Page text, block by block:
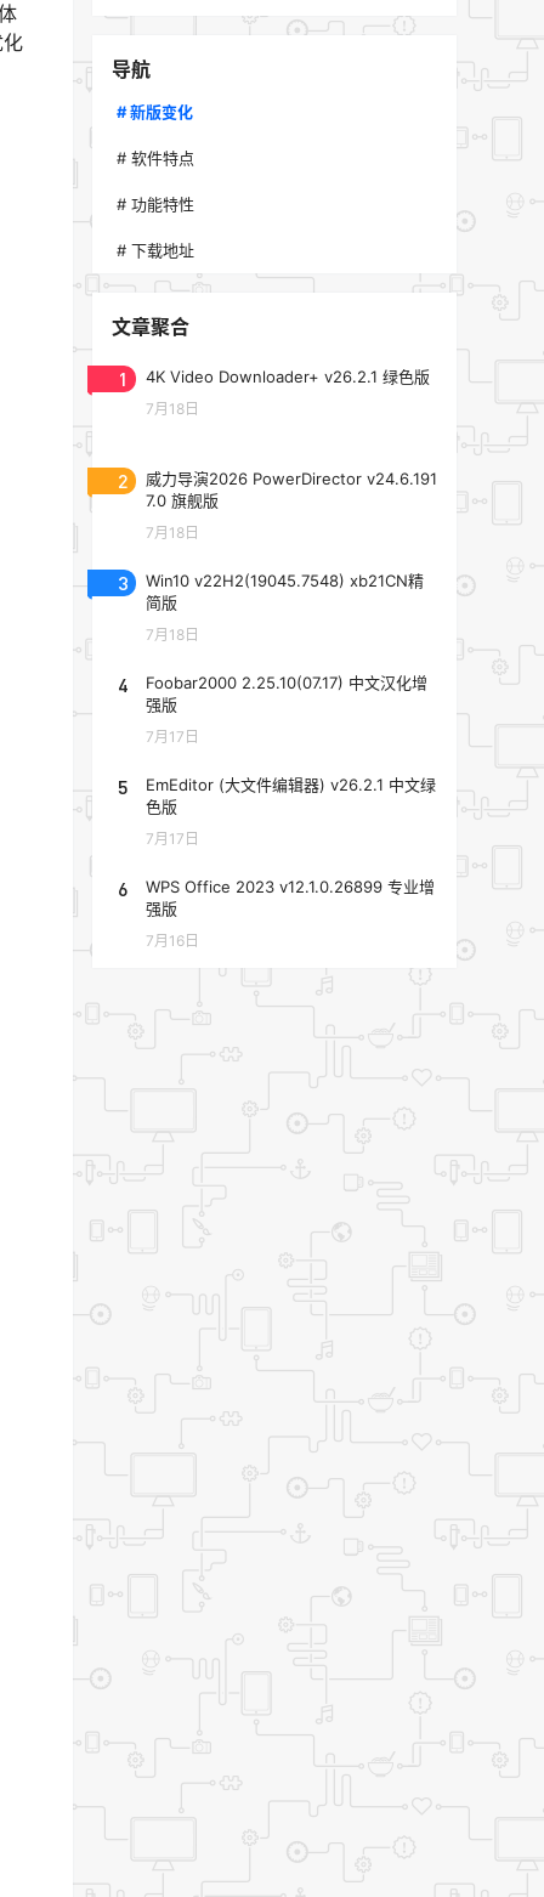
导航
# 新版变化
# 软件特点
# 功能特性
# 下载地址
文章聚合
1 4K Video Downloader+ v26.2.1 绿色版
7月18日
2
威力导演2026 PowerDirector v24.6.191
7.0 旗舰版
7月18日
3
Win10 v22H2(19045.7548) xb21CN精
简版
7月18日
4
Foobar2000 2.25.10(07.17) 中文汉化增
强版
7月17日
5
EmEditor (大文件编辑器) v26.2.1 中文绿
色版
7月17日
6
WPS Office 2023 v12.1.0.26899 专业增
强版
7月16日